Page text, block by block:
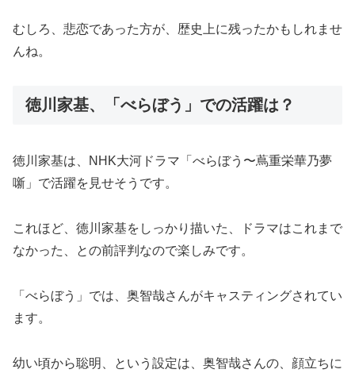
むしろ、悲恋であった方が、歴史上に残ったかもしれませ
んね。
徳川家基、「べらぼう」での活躍は？
徳川家基は、NHK大河ドラマ「べらぼう〜蔦重栄華乃夢
噺」で活躍を見せそうです。
これほど、徳川家基をしっかり描いた、ドラマはこれまで
なかった、との前評判なので楽しみです。
「べらぼう」では、奥智哉さんがキャスティングされてい
ます。
幼い頃から聡明、という設定は、奥智哉さんの、顔立ちに